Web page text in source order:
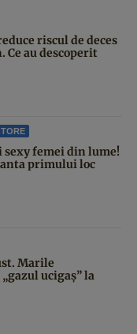
riscul de deces
Ce au descoperit
sexy femei din lume!
primului loc
Marile
ucigaș” la